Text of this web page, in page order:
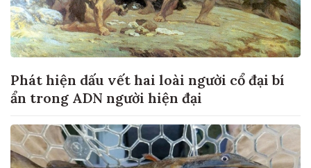
Phát hiện dấu vết hai loài người cổ đại bí
ẩn trong ADN người hiện đại